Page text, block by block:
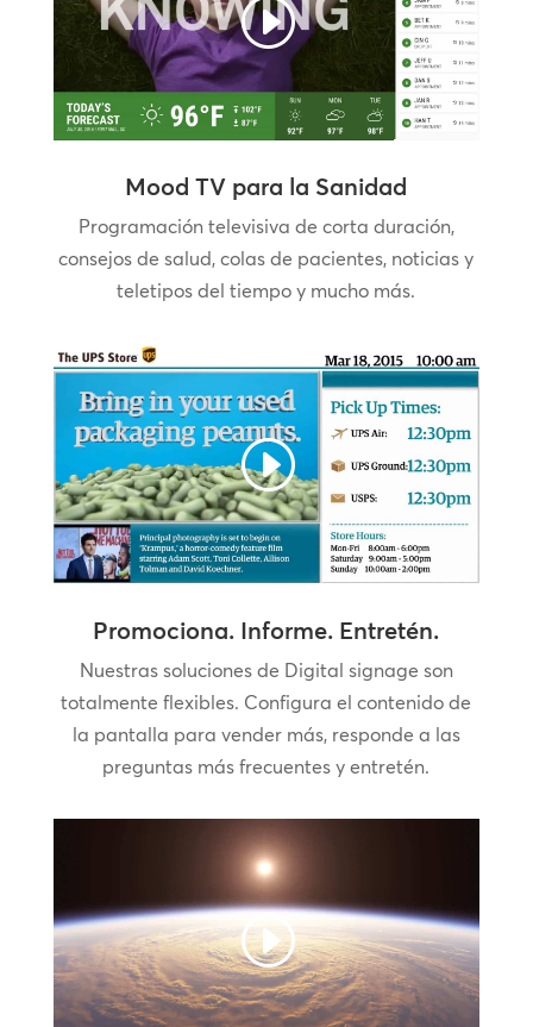
Mood TV para la Sanidad
Programación televisiva de corta duración,
consejos de salud, colas de pacientes, noticias y
teletipos del tiempo y mucho más.
Promociona. Informe. Entretén.
Nuestras soluciones de Digital signage son
totalmente flexibles. Configura el contenido de
la pantalla para vender más, responde a las
preguntas más frecuentes y entretén.